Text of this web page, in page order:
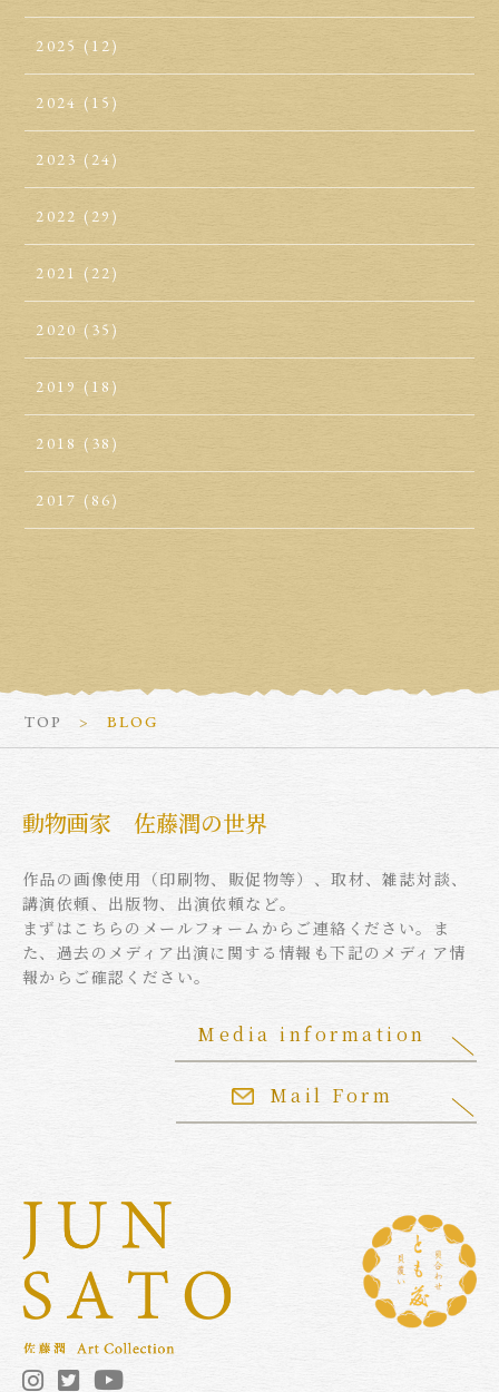
2025 (12)
2024 (15)
2023 (24)
2022 (29)
2021 (22)
2020 (35)
2019 (18)
2018 (38)
2017 (86)
TOP BLOG
動物画家 佐藤潤の世界
作品の画像使用（印刷物、販促物等）、取材、雑誌対談、
講演依頼、出版物、出演依頼など。
まずはこちらのメールフォームからご連絡ください。ま
た、過去のメディア出演に関する情報も下記のメディア情
報からご確認ください。
Mail Form
Media information